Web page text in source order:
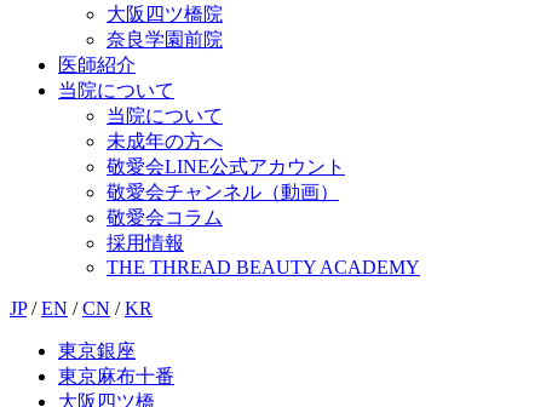
大阪四ツ橋院
奈良学園前院
医師紹介
当院について
当院について
未成年の方へ
敬愛会LINE公式アカウント
敬愛会チャンネル（動画）
敬愛会コラム
採用情報
THE THREAD BEAUTY ACADEMY
JP / EN / CN / KR
東京銀座
東京麻布十番
大阪四ツ橋